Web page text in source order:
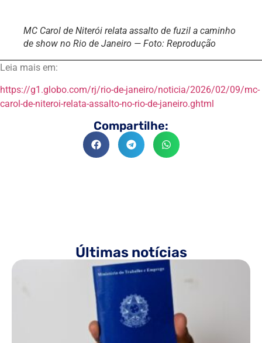
MC Carol de Niterói relata assalto de fuzil a caminho
de show no Rio de Janeiro — Foto: Reprodução
Leia mais em:
https://g1.globo.com/rj/rio-de-janeiro/noticia/2026/02/09/mc-
carol-de-niteroi-relata-assalto-no-rio-de-janeiro.ghtml
Compartilhe:
Últimas notícias